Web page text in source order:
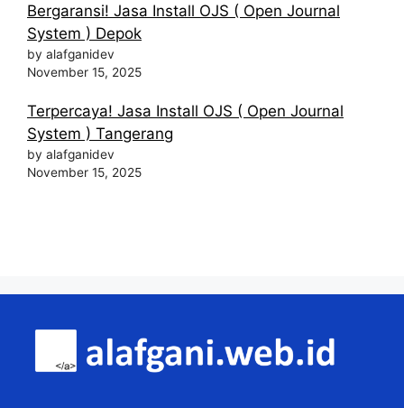
Bergaransi! Jasa Install OJS ( Open Journal
System ) Depok
by alafganidev
November 15, 2025
Terpercaya! Jasa Install OJS ( Open Journal
System ) Tangerang
by alafganidev
November 15, 2025